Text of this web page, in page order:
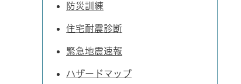
防災訓練
住宅耐震診断
緊急地震速報
ハザードマップ